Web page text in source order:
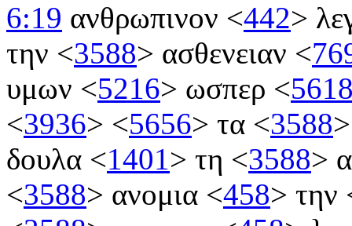
6:19 ανθρωπινον <442>
την <3588> ασθενειαν <
υμων <5216> ωσπερ <
<3936> <5656> τα <3588>
δουλα <1401> τη <3588>
<3588> ανομια <458> την